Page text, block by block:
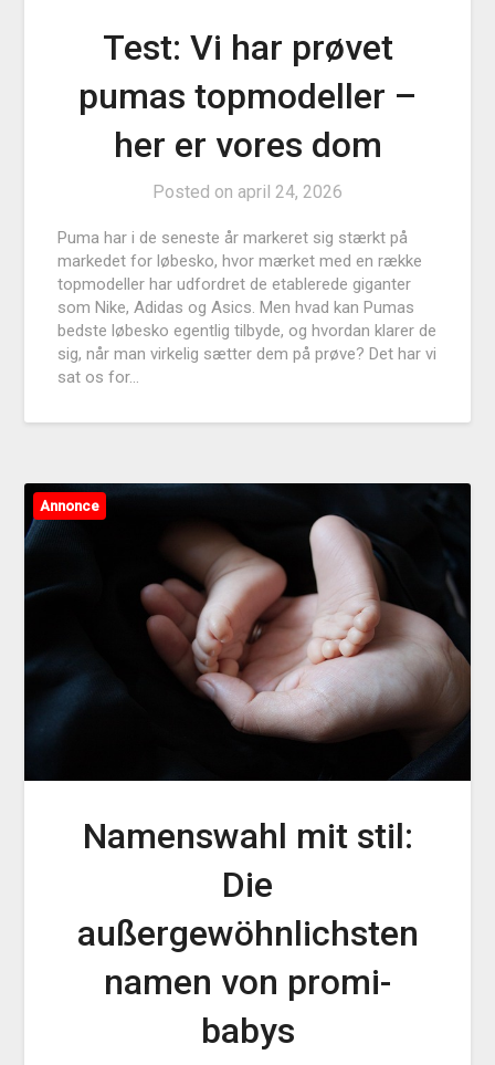
Test: Vi har prøvet
pumas topmodeller –
her er vores dom
Posted on april 24, 2026
Puma har i de seneste år markeret sig stærkt på
markedet for løbesko, hvor mærket med en række
topmodeller har udfordret de etablerede giganter
som Nike, Adidas og Asics. Men hvad kan Pumas
bedste løbesko egentlig tilbyde, og hvordan klarer de
sig, når man virkelig sætter dem på prøve? Det har vi
sat os for…
Annonce
Namenswahl mit stil:
Die
außergewöhnlichsten
namen von promi-
babys